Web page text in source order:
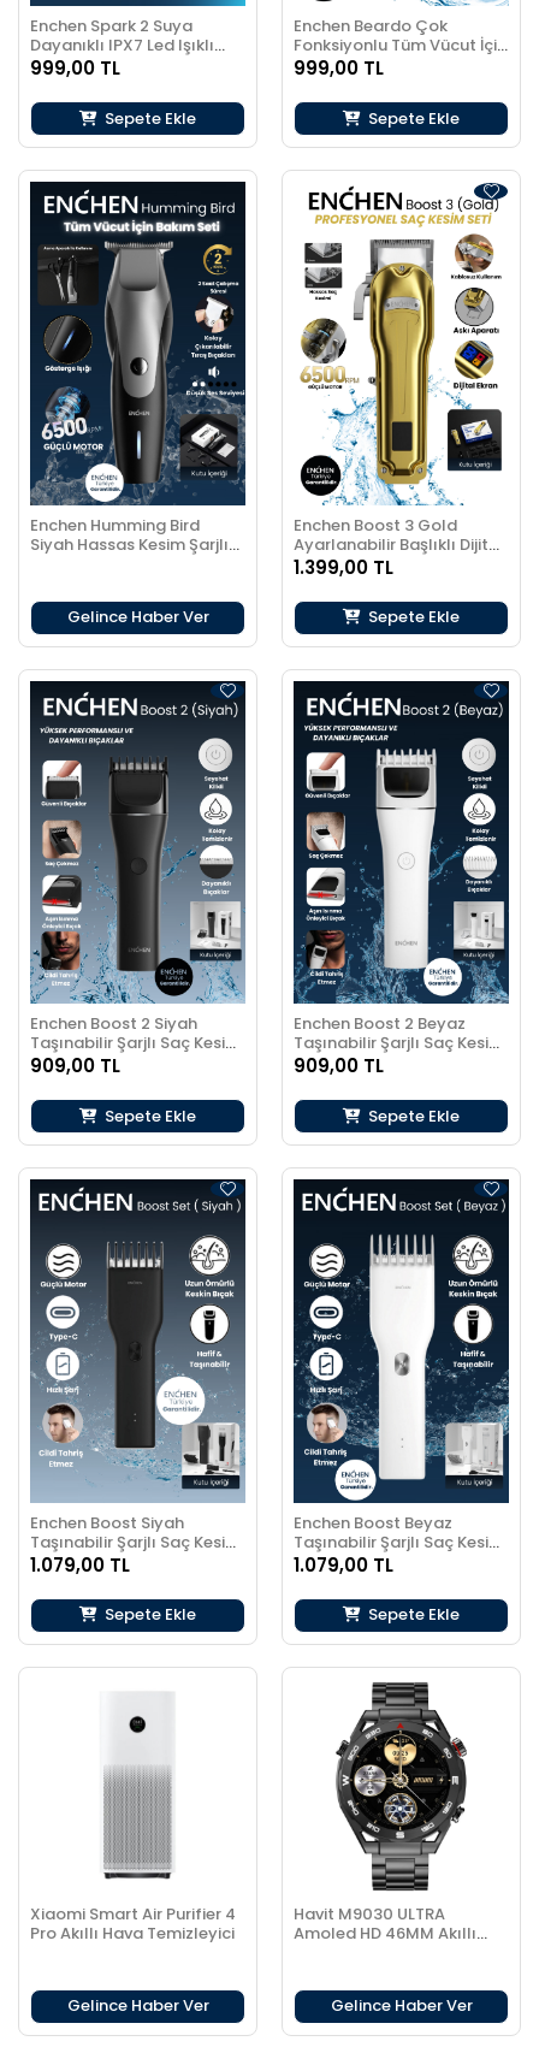
Enchen Spark 2 Suya
Dayanıklı IPX7 Led Işıklı
Çok Fonksiyonlu Dijital
Göstergeli Şarjlı Saç ve
Tıraş Makinesi
999,00 TL
Sepete Ekle
Enchen Beardo Çok
Fonksiyonlu Tüm Vücut İçin
Uygun Şarjlı Saç ve Tıraş
Makinesi
999,00 TL
Sepete Ekle
Enchen Humming Bird
Siyah Hassas Kesim Şarjlı
Gelince Haber Ver
Enchen Boost 3 Gold
Ayarlanabilir Başlıklı Dijital
Göstergeli Şarjlı
Profesyonel Saç Kesim
Makinesi
1.399,00 TL
Sepete Ekle
Enchen Boost 2 Siyah
Taşınabilir Şarjlı Saç Kesim
Makinesi
909,00 TL
Sepete Ekle
Enchen Boost 2 Beyaz
Taşınabilir Şarjlı Saç Kesim
Makinesi
909,00 TL
Sepete Ekle
Enchen Boost Siyah
Taşınabilir Şarjlı Saç Kesim
Seti
1.079,00 TL
Sepete Ekle
Enchen Boost Beyaz
Taşınabilir Şarjlı Saç Kesim
Seti
1.079,00 TL
Sepete Ekle
Xiaomi Smart Air Purifier 4
Pro Akıllı Hava Temizleyici
Gelince Haber Ver
Havit M9030 ULTRA
Amoled HD 46MM Akıllı
Gelince Haber Ver